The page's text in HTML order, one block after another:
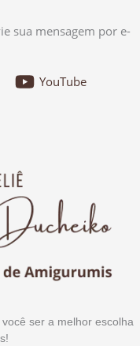
sua mensagem por e-
YouTube
ser a melhor escolha